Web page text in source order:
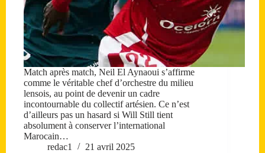
Match après match, Neil El Aynaoui s’affirme
comme le véritable chef d’orchestre du milieu
lensois, au point de devenir un cadre
incontournable du collectif artésien. Ce n’est
d’ailleurs pas un hasard si Will Still tient
absolument à conserver l’international
Marocain…
redac1
21 avril 2025